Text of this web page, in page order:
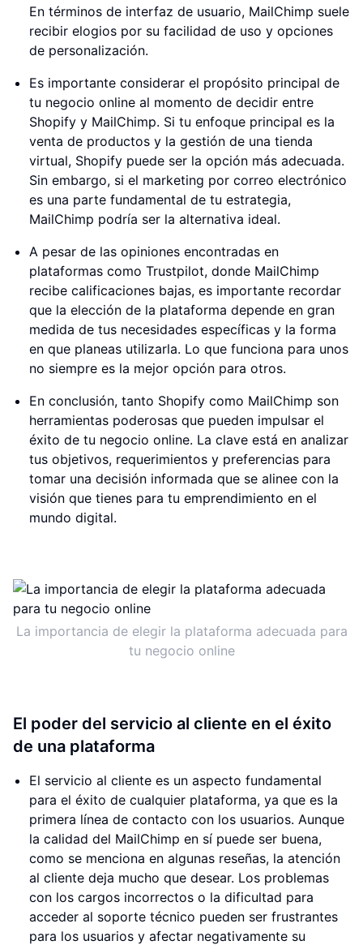
En términos de interfaz de usuario, MailChimp suele
recibir elogios por su facilidad de uso y opciones
de personalización.
Es importante considerar el propósito principal de
tu negocio online al momento de decidir entre
Shopify y MailChimp. Si tu enfoque principal es la
venta de productos y la gestión de una tienda
virtual, Shopify puede ser la opción más adecuada.
Sin embargo, si el marketing por correo electrónico
es una parte fundamental de tu estrategia,
MailChimp podría ser la alternativa ideal.
A pesar de las opiniones encontradas en
plataformas como Trustpilot, donde MailChimp
recibe calificaciones bajas, es importante recordar
que la elección de la plataforma depende en gran
medida de tus necesidades específicas y la forma
en que planeas utilizarla. Lo que funciona para unos
no siempre es la mejor opción para otros.
En conclusión, tanto Shopify como MailChimp son
herramientas poderosas que pueden impulsar el
éxito de tu negocio online. La clave está en analizar
tus objetivos, requerimientos y preferencias para
tomar una decisión informada que se alinee con la
visión que tienes para tu emprendimiento en el
mundo digital.
La importancia de elegir la plataforma adecuada para
tu negocio online
El poder del servicio al cliente en el éxito
de una plataforma
El servicio al cliente es un aspecto fundamental
para el éxito de cualquier plataforma, ya que es la
primera línea de contacto con los usuarios. Aunque
la calidad del MailChimp en sí puede ser buena,
como se menciona en algunas reseñas, la atención
al cliente deja mucho que desear. Los problemas
con los cargos incorrectos o la dificultad para
acceder al soporte técnico pueden ser frustrantes
para los usuarios y afectar negativamente su